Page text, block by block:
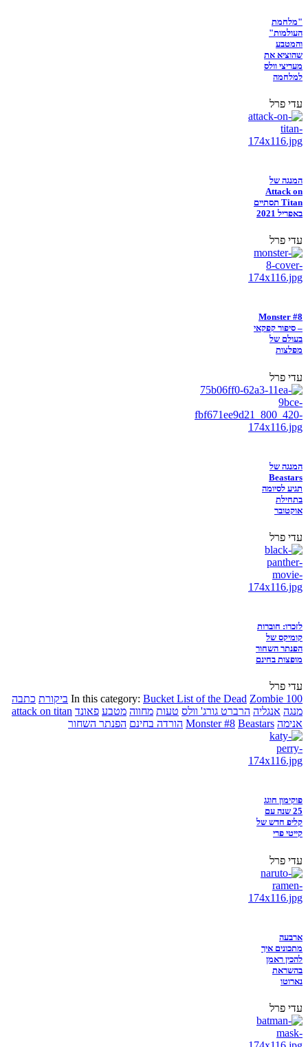
"מלחמת
העולמות"
והמטבע
שהוציא את
מעריצי וולס
למלחמה
עדי פרל
המנגה של
Attack on
Titan תסתיים
באפריל 2021
עדי פרל
Monster #8
– סיפור קפקאי
בעולם של
מפלצות
עדי פרל
המנגה של
Beastars
תגיע לסיומה
בתחילת
אוקטובר
עדי פרל
לזכרו: חוברות
קומיקס של
הפנתר השחור
מופצות בחינם
עדי פרל
In this category: Bucket List of the Dead Zombie 100 ביקורת כתבה
מנגה אנגליה הרברט גורג' וולס טעות מחווה מטבע פאונד attack on titan
אנימה
Monster #8 Beastars הורדה בחינם הפנתר השחור
פוקימון חוגג
25 שנה עם
קליפ חדש של
קייטי פרי
עדי פרל
ארבעה
מתכונים איך
להכין ראמן
בהשראת
נארוטו
עדי פרל